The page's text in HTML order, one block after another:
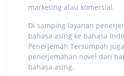
marketing atau komersial.
Di samping layanan
bahasa asing ke bahasa
Penerjemah Tersumpah
penerjemahan novel dari
bahasa asing.